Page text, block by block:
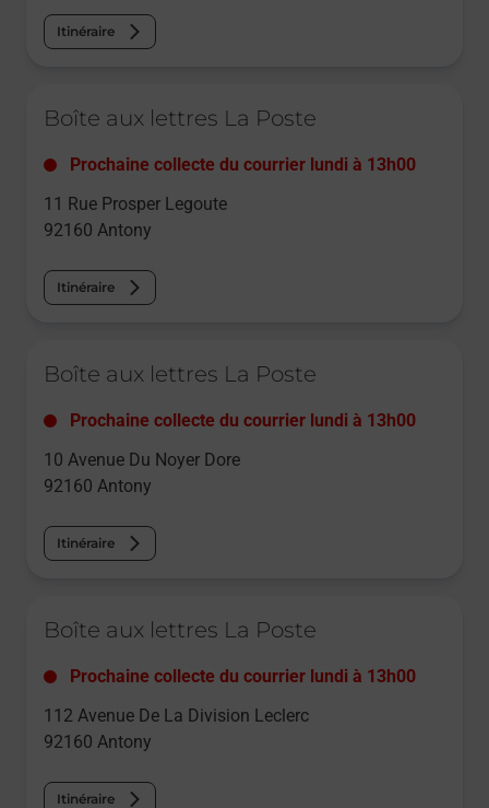
Itinéraire
Boîte aux lettres La Poste
Prochaine collecte du courrier lundi à 13h00
11 Rue Prosper Legoute
92160 Antony
Itinéraire
Boîte aux lettres La Poste
Prochaine collecte du courrier lundi à 13h00
10 Avenue Du Noyer Dore
92160 Antony
Itinéraire
Boîte aux lettres La Poste
Prochaine collecte du courrier lundi à 13h00
112 Avenue De La Division Leclerc
92160 Antony
Itinéraire